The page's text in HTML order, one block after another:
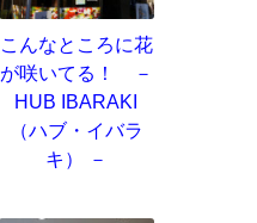
こんなところに花
が咲いてる！ －
HUB IBARAKI
（ハブ・イバラ
キ） －